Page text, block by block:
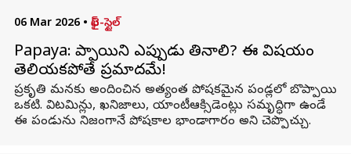
06 Mar 2026 • లైఫ్-స్టైల్
Papaya: బొప్పాయిని ఎప్పుడు తినాలి? ఈ విషయం
తెలియకపోతే ప్రమాదమే!
ప్రకృతి మనకు అందించిన అత్యంత పోషకమైన పండ్లలో బొప్పాయి
ఒకటి. విటమిన్లు, ఖనిజాలు, యాంటీఆక్సిడెంట్లు సమృద్ధిగా ఉండే
ఈ పండును నిజంగానే పోషకాల భాండాగారం అని చెప్పొచ్చు.